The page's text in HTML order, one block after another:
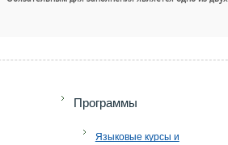
Программы
Языковые курсы и